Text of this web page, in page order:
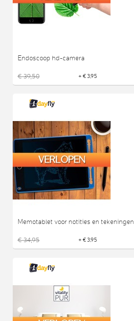
Endoscoop hd-camera
€ 39,50 + € 3,95
Memotablet voor notities en tekeningen
€ 34,95 + € 3,95